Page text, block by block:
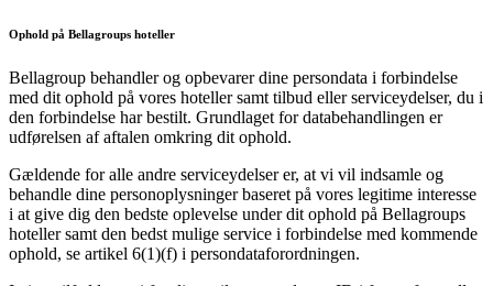
Ophold på Bellagroups hoteller
Bellagroup behandler og opbevarer dine persondata i forbindelse
med dit ophold på vores hoteller samt tilbud eller serviceydelser, du i
den forbindelse har bestilt. Grundlaget for databehandlingen er
udførelsen af aftalen omkring dit ophold.
Gældende for alle andre serviceydelser er, at vi vil indsamle og
behandle dine personoplysninger baseret på vores legitime interesse
i at give dig den bedste oplevelse under dit ophold på Bellagroups
hoteller samt den bedst mulige service i forbindelse med kommende
ophold, se artikel 6(1)(f) i persondataforordningen.